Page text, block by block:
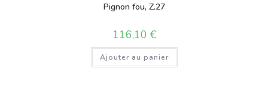
Pignon fou, Z.27
116,10 €
Ajouter au panier